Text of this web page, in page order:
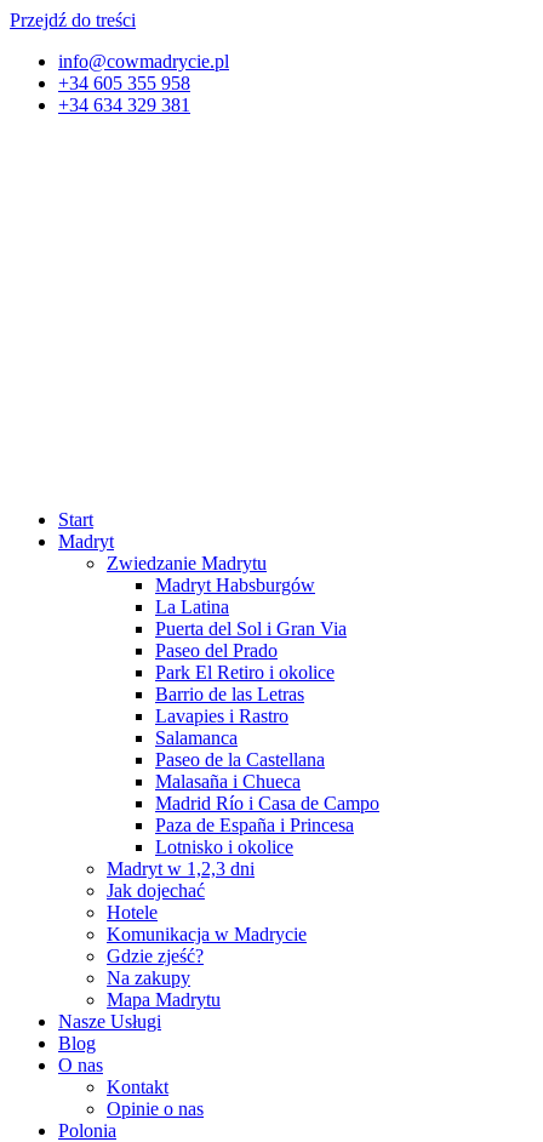
Przejdź do treści
info@cowmadrycie.pl
+34 605 355 958
+34 634 329 381​
Start
Madryt
Zwiedzanie Madrytu
Madryt Habsburgów
La Latina
Puerta del Sol i Gran Via
Paseo del Prado
Park El Retiro i okolice
Barrio de las Letras
Lavapies i Rastro
Salamanca
Paseo de la Castellana
Malasaña i Chueca
Madrid Río i Casa de Campo
Paza de España i Princesa
Lotnisko i okolice
Madryt w 1,2,3 dni
Jak dojechać
Hotele
Komunikacja w Madrycie
Gdzie zjeść?
Na zakupy
Mapa Madrytu
Nasze Usługi
Blog
O nas
Kontakt
Opinie o nas
Polonia